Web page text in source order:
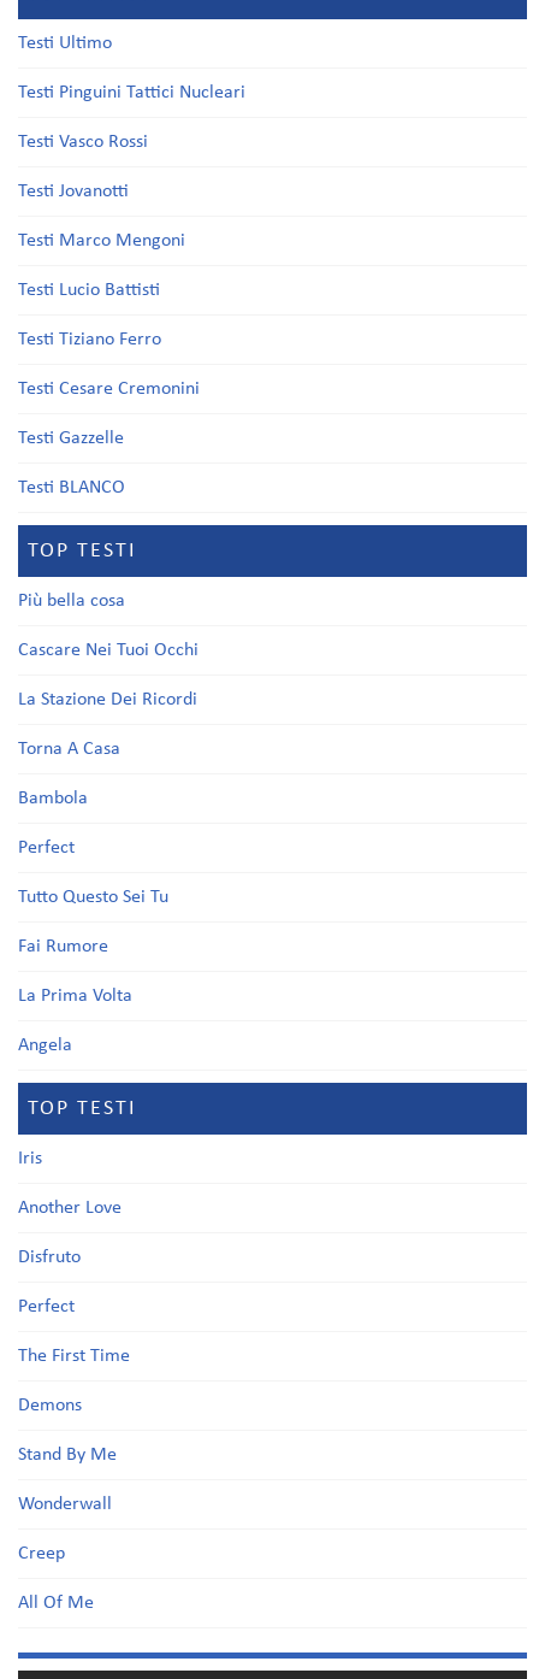
Testi Ultimo
Testi Pinguini Tattici Nucleari
Testi Vasco Rossi
Testi Jovanotti
Testi Marco Mengoni
Testi Lucio Battisti
Testi Tiziano Ferro
Testi Cesare Cremonini
Testi Gazzelle
Testi BLANCO
TOP TESTI
Più bella cosa
Cascare Nei Tuoi Occhi
La Stazione Dei Ricordi
Torna A Casa
Bambola
Perfect
Tutto Questo Sei Tu
Fai Rumore
La Prima Volta
Angela
TOP TESTI
Iris
Another Love
Disfruto
Perfect
The First Time
Demons
Stand By Me
Wonderwall
Creep
All Of Me